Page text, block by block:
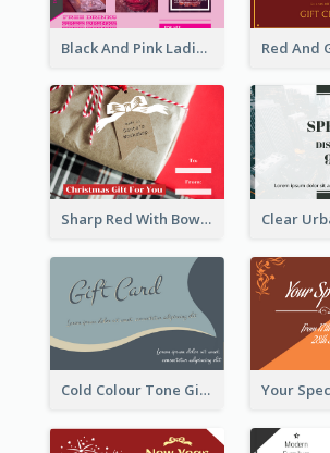
Black And Pink Ladies Night Gift Voucher Design Template
Sharp Red With Bow Christmas Gift Card
Cold Colour Tone Gift Card